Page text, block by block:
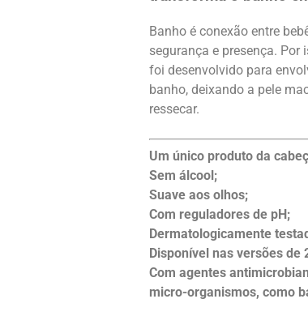
Banho é conexão entre
segurança e presença. Por
foi desenvolvido para
banho, deixando a pele
ressecar.
Um único produto da
Sem álcool;
Suave aos olhos;
Com reguladores de pH;
Dermatologicamente
Disponível nas versões
Com agentes
micro-organismos, como